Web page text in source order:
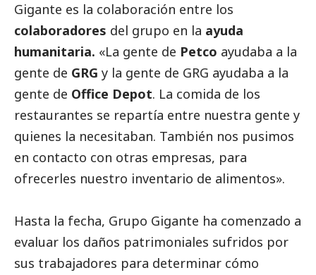
Gigante es la colaboración entre los
colaboradores del grupo en la ayuda
humanitaria. «La gente de Petco ayudaba a la
gente de GRG y la gente de GRG ayudaba a la
gente de Office Depot. La comida de los
restaurantes se repartía entre nuestra gente y
quienes la necesitaban. También nos pusimos
en contacto con otras empresas, para
ofrecerles nuestro inventario de alimentos».
Hasta la fecha, Grupo Gigante ha comenzado a
evaluar los daños patrimoniales sufridos por
sus trabajadores para determinar cómo